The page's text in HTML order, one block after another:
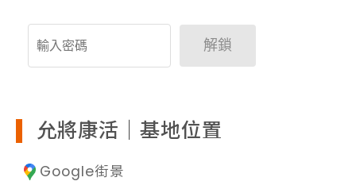
解鎖
允將康活｜基地位置
Google街景